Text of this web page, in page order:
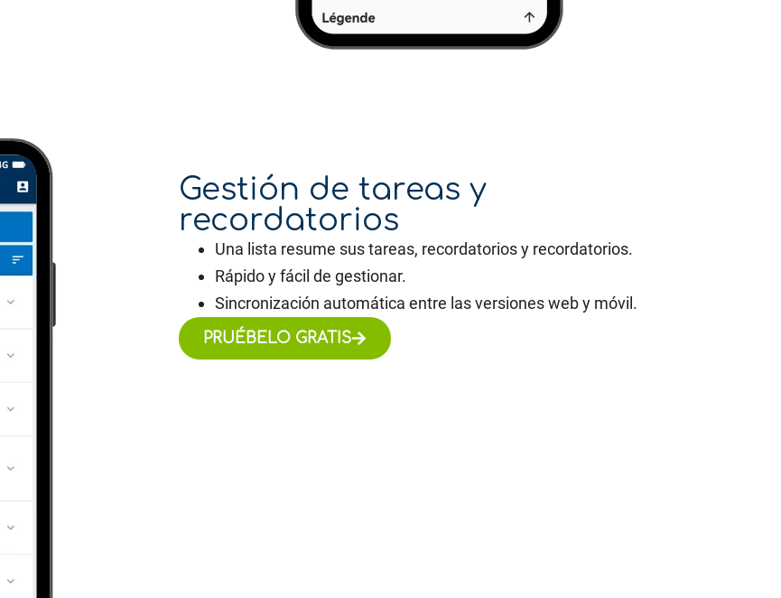
Gestión de tareas y
recordatorios
Una lista resume sus tareas, recordatorios y recordatorios.
Rápido y fácil de gestionar.
Sincronización automática entre las versiones web y móvil.
PRUÉBELO GRATIS